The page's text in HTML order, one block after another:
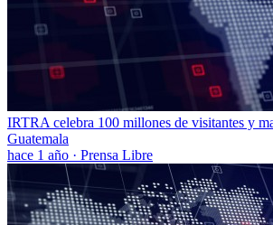
IRTRA celebra 100 millones de visitantes y
Guatemala
hace 1 año · Prensa Libre